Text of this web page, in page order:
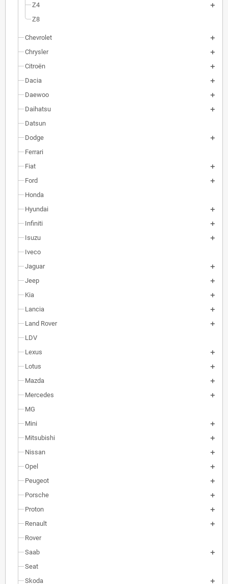
Z4
Z8
Chevrolet
Chrysler
Citroën
Dacia
Daewoo
Daihatsu
Datsun
Dodge
Ferrari
Fiat
Ford
Honda
Hyundai
Infiniti
Isuzu
Iveco
Jaguar
Jeep
Kia
Lancia
Land Rover
LDV
Lexus
Lotus
Mazda
Mercedes
MG
Mini
Mitsubishi
Nissan
Opel
Peugeot
Porsche
Proton
Renault
Rover
Saab
Seat
Skoda